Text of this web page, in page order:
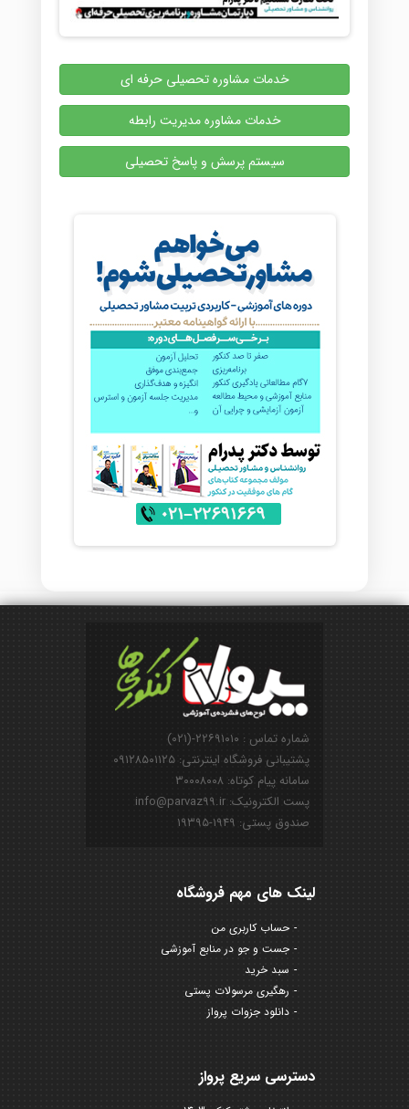
خدمات مشاوره تحصیلی حرفه ای
خدمات مشاوره مدیریت رابطه
سیستم پرسش و پاسخ تحصیلی
شماره تماس : ۲۲۶۹۱۰۱۰-(۰۲۱)
پشتیبانی فروشگاه اینترنتی: ۰۹۱۲۸۵۰۱۱۲۵
سامانه پیام کوتاه: ۳۰۰۰۸۰۰۸
پست الکترونیک: info@parvaz99.ir
صندوق پستی: ۱۹۴۹-۱۹۳۹۵
لینک های مهم فروشگاه
حساب کاربری من
جست و جو در منابع آموزشی
سبد خرید
رهگیری مرسولات پستی
دانلود جزوات پرواز
دسترسی سریع پرواز